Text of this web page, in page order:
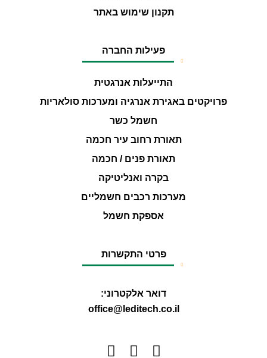
תקנון שימוש באתר
פעילות החברה
התייעלות אנרגטית
פרויקטים באגירת אנרגיה ומערכות סולאריות
חשמל כשר
תאורת רחוב עיר חכמה
תאורת פנים / חכמה
בקרה ואנליטיקה
מערכות רכבים חשמליים
אספקת חשמל
פרטי התקשרות
דואר אלקטרוני:
office@leditech.co.il